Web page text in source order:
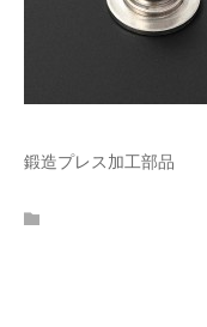
鍛造プレス加工部品